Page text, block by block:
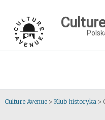
content
Culture Avenue> Klub historyka>